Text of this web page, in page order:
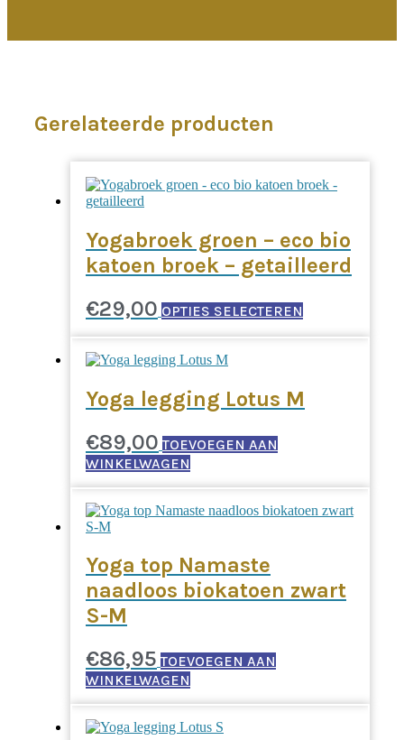
Gerelateerde producten
Yogabroek groen – eco bio
katoen broek – getailleerd
€29,00 OPTIES SELECTERENDit
product
heeft
Yoga legging Lotus M
€89,00 TOEVOEGEN AAN
WINKELWAGEN
Yoga top Namaste
naadloos biokatoen zwart
S-M
€86,95 TOEVOEGEN AAN
WINKELWAGEN